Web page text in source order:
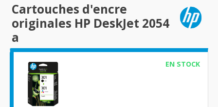
Cartouches d'encre
originales HP DeskJet 2054
a
EN STOCK